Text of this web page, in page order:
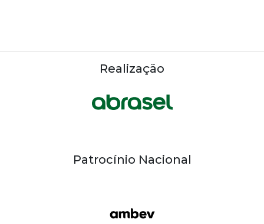
Realização
Patrocínio Nacional